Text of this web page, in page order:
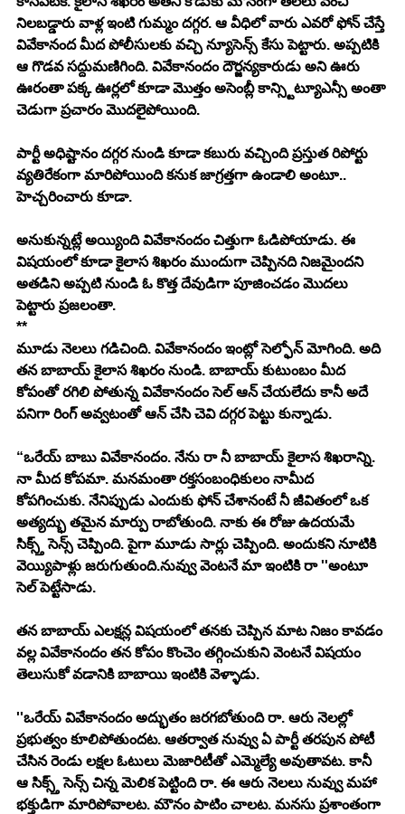
నిలబడ్డారు వాళ్ల ఇంటి గుమ్మం దగ్గర. ఆ వీధిలో వారు ఎవరో ఫోన్ చేస్తే
వివేకానంద మీద పోలీసులకు వచ్చి న్యూసెన్స్ కేసు పెట్టారు. అప్పటికి
ఆ గొడవ సద్దుమణిగింది. వివేకానందం దౌర్జన్యకారుడు అని ఊరు
ఊరంతా పక్క ఊర్లలో కూడా మొత్తం అసెంబ్లీ కాన్స్టిట్యూఎన్సీ అంతా
చెడుగా ప్రచారం మొదలైపోయింది.
పార్టీ అధిష్టానం దగ్గర నుండి కూడా కబురు వచ్చింది ప్రస్తుత రిపోర్టు
వ్యతిరేకంగా మారిపోయింది కనుక జాగ్రత్తగా ఉండాలి అంటూ..
హెచ్చరించారు కూడా.
అనుకున్నట్లే అయ్యింది వివేకానందం చిత్తుగా ఓడిపోయాడు. ఈ
విషయంలో కూడా కైలాస శిఖరం ముందుగా చెప్పినది నిజమైందని
అతడిని అప్పటి నుండి ఓ కొత్త దేవుడిగా పూజించడం మొదలు
పెట్టారు ప్రజలంతా.
**
మూడు నెలలు గడిచింది. వివేకానందం ఇంట్లో సెల్ఫోన్ మోగింది. అది
తన బాబాయ్ కైలాస శిఖరం నుండి. బాబాయ్ కుటుంబం మీద
కోపంతో రగిలి పోతున్న వివేకానందం సెల్ ఆన్ చేయలేదు కానీ అదే
పనిగా రింగ్ అవ్వటంతో ఆన్ చేసి చెవి దగ్గర పెట్టు కున్నాడు.
“ఒరేయ్ బాబు వివేకానందం. నేను రా నీ బాబాయ్ కైలాస శిఖరాన్ని.
నా మీద కోపమా. మనమంతా రక్తసంబంధికులం నామీద
కోపగించుకు. నేనిప్పుడు ఎందుకు ఫోన్ చేశానంటే నీ జీవితంలో ఒక
అత్యద్భు తమైన మార్పు రాబోతుంది. నాకు ఈ రోజు ఉదయమే
సిక్స్త్ సెన్స్ చెప్పింది. పైగా మూడు సార్లు చెప్పింది. అందుకని నూటికి
వెయ్యిపాళ్లు జరుగుతుంది.నువ్వు వెంటనే మా ఇంటికి రా ''అంటూ
సెల్ పెట్టేసాడు.
తన బాబాయ్ ఎలక్షన్ల విషయంలో తనకు చెప్పిన మాట నిజం కావడం
వల్ల వివేకానందం తన కోపం కొంచెం తగ్గించుకుని వెంటనే విషయం
తెలుసుకో వడానికి బాబాయి ఇంటికి వెళ్ళాడు.
''ఒరేయ్ వివేకానందం అద్భుతం జరగబోతుంది రా. ఆరు నెలల్లో
ప్రభుత్వం కూలిపోతుందట. ఆతర్వాత నువ్వు ఏ పార్టీ తరపున పోటీ
చేసిన రెండు లక్షల ఓటులు మెజారిటీతో ఎమ్మెల్యే అవుతావట. కానీ
ఆ సిక్స్త్ సెన్స్ చిన్న మెలిక పెట్టింది రా. ఈ ఆరు నెలలు నువ్వు మహా
భక్తుడిగా మారిపోవాలట. మౌనం పాటిం చాలట. మనసు ప్రశాంతంగా